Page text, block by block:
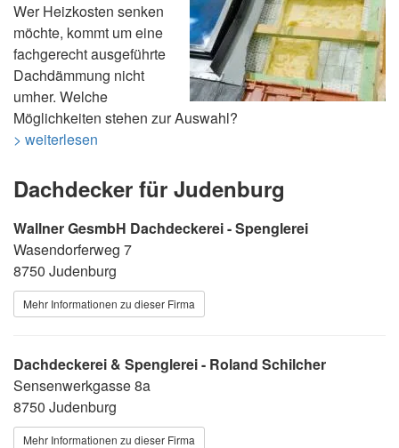
Wer Heizkosten senken
möchte, kommt um eine
fachgerecht ausgeführte
Dachdämmung nicht
umher. Welche
Möglichkeiten stehen zur Auswahl?
> weiterlesen
Dachdecker für Judenburg
Wallner GesmbH Dachdeckerei - Spenglerei
Wasendorferweg 7
8750 Judenburg
Mehr Informationen zu dieser Firma
Dachdeckerei & Spenglerei - Roland Schilcher
Sensenwerkgasse 8a
8750 Judenburg
Mehr Informationen zu dieser Firma